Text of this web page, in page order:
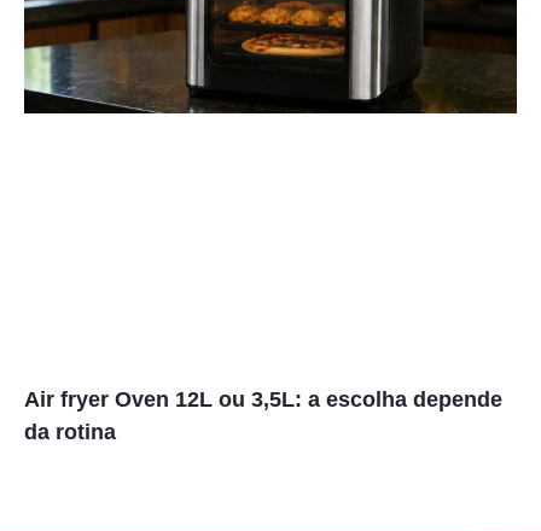
Air fryer Oven 12L ou 3,5L: a escolha depende
da rotina